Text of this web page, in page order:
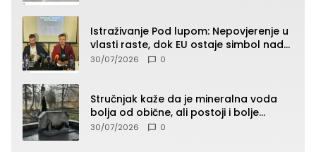
Istraživanje Pod lupom: Nepovjerenje u
vlasti raste, dok EU ostaje simbol nade
građana
30/07/2026 0
Stručnjak kaže da je mineralna voda
bolja od obične, ali postoji i bolje
rješenje
30/07/2026 0